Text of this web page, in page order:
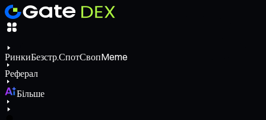
РинкиБезстр.СпотСвопMeme
Реферал
Більше